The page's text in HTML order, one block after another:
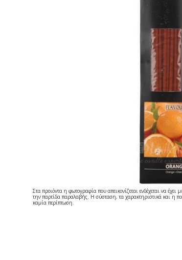
Στα προιόντα η φωτογραφία που απεικονίζεται ενδέχεται να
την παρτίδα παραλαβής. Η σύσταση, τα χαρακτηριστικά και η
καμία περίπτωση.